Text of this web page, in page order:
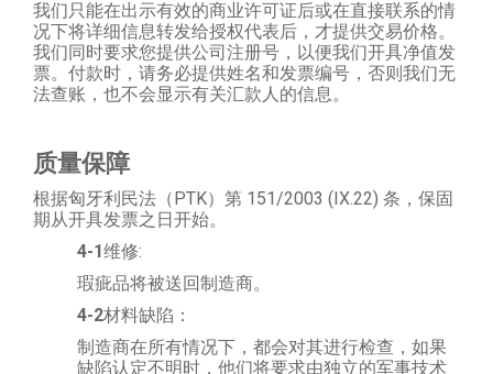
我们只能在出示有效的商业许可证后或在直接联系的情
况下将详细信息转发给授权代表后，才提供交易价格。
我们同时要求您提供公司注册号，以便我们开具净值发
票。付款时，请务必提供姓名和发票编号，否则我们无
法查账，也不会显示有关汇款人的信息。
质量保障
根据匈牙利民法（PTK）第 151/2003 (IX.22) 条，保固
期从开具发票之日开始。
4-1维修:
瑕疵品将被送回制造商。
4-2材料缺陷：
制造商在所有情况下，都会对其进行检查，如果
缺陷认定不明时，他们将要求由独立的军事技术